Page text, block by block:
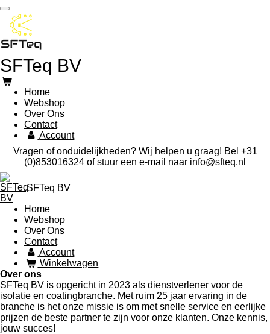
Ga
direct
naar
de
SFTeq BV
Home
Webshop
Over Ons
Contact
Account
Vragen of onduidelijkheden? Wij helpen u graag! Bel +31
(0)853016324 of stuur een e-mail naar info@sfteq.nl
SFTeq BV
Home
Webshop
Over Ons
Contact
Account
Winkelwagen
Over ons
SFTeq BV is opgericht in 2023 als dienstverlener voor de
isolatie en coatingbranche. Met ruim 25 jaar ervaring in de
branche is het onze missie is om met snelle service en eerlijke
prijzen de beste partner te zijn voor onze klanten. Onze kennis,
jouw succes!